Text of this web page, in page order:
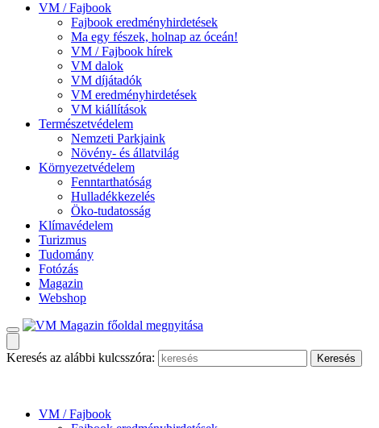
VM / Fajbook
Fajbook eredményhirdetések
Ma egy fészek, holnap az óceán!
VM / Fajbook hírek
VM dalok
VM díjátadók
VM eredményhirdetések
VM kiállítások
Természetvédelem
Nemzeti Parkjaink
Növény- és állatvilág
Környezetvédelem
Fenntarthatóság
Hulladékkezelés
Öko-tudatosság
Klímavédelem
Turizmus
Tudomány
Fotózás
Magazin
Webshop
Keresés az alábbi kulcsszóra:
VM / Fajbook